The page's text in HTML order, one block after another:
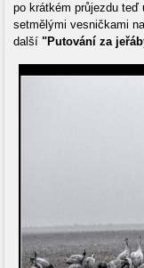
po krátkém průjezdu
setmělými vesničkami
další "Putování za